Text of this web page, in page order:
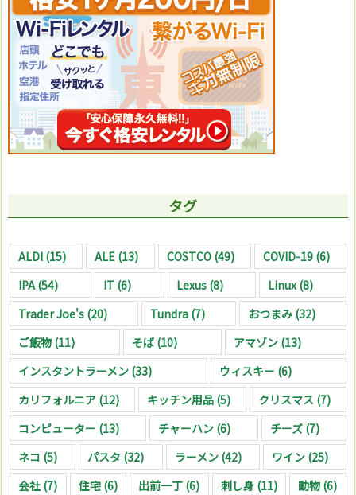
タグ
ALDI (15) ALE (13) COSTCO (49) COVID-19 (6)
IPA (54) IT(6) Lexus(8) Linux (8)
Trader Joe's (20) Tundra (7) おつまみ (32)
ご飯物 (11) そば(10) アマゾン (13)
インスタントラーメン (33) ウィスキー (6)
カリフォルニア (12) キッチン用品 (5) クリスマス (7)
コンピューター (13) チャーハン (6) チーズ(7)
ネコ (5) パスタ (32) ラーメン(42) ワイン(25)
会社 (7) 住宅(6) 出前一丁 (6) 刺し身(11) 動物 (6)